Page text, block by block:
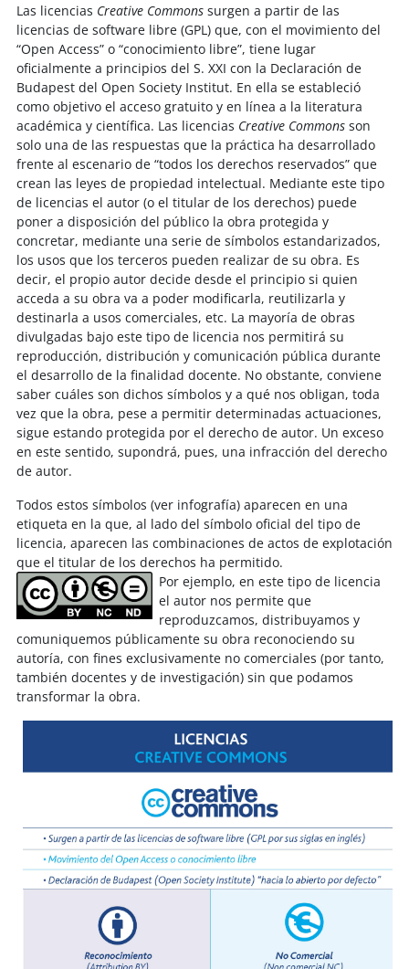
Las licencias Creative Commons surgen a partir de las
licencias de software libre (GPL) que, con el movimiento del
“Open Access” o “conocimiento libre”, tiene lugar
oficialmente a principios del S. XXI con la Declaración de
Budapest del Open Society Institut. En ella se estableció
como objetivo el acceso gratuito y en línea a la literatura
académica y científica. Las licencias Creative Commons son
solo una de las respuestas que la práctica ha desarrollado
frente al escenario de “todos los derechos reservados” que
crean las leyes de propiedad intelectual. Mediante este tipo
de licencias el autor (o el titular de los derechos) puede
poner a disposición del público la obra protegida y
concretar, mediante una serie de símbolos estandarizados,
los usos que los terceros pueden realizar de su obra. Es
decir, el propio autor decide desde el principio si quien
acceda a su obra va a poder modificarla, reutilizarla y
destinarla a usos comerciales, etc. La mayoría de obras
divulgadas bajo este tipo de licencia nos permitirá su
reproducción, distribución y comunicación pública durante
el desarrollo de la finalidad docente. No obstante, conviene
saber cuáles son dichos símbolos y a qué nos obligan, toda
vez que la obra, pese a permitir determinadas actuaciones,
sigue estando protegida por el derecho de autor. Un exceso
en este sentido, supondrá, pues, una infracción del derecho
de autor.
Todos estos símbolos (ver infografía) aparecen en una
etiqueta en la que, al lado del símbolo oficial del tipo de
licencia, aparecen las combinaciones de actos de explotación
que el titular de los derechos ha permitido.
Por ejemplo,en este tipo de licencia
el autor nos permite que
reproduzcamos, distribuyamos y
comuniquemos públicamente su obra reconociendo su
autoría, con fines exclusivamente no comerciales (por tanto,
también docentes y de investigación) sin que podamos
transformar la obra.